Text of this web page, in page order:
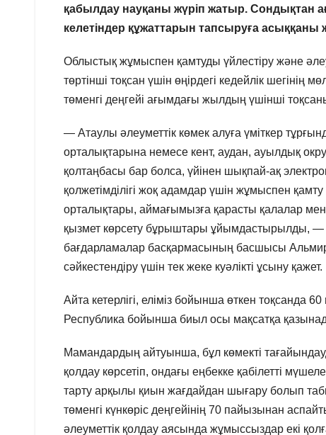
қабылдау науқаны жүріп жатыр. Сондықтан
келетіндер құжаттарын тапсыруға асыққаны
Облыстық жұмыспен қамтуды үйлестіру және
төртінші тоқсан үшін өңірдегі кедейлік шегінің
төменгі деңгейі ағымдағы жылдың үшінші
— Атаулы әлеуметтік көмек алуға үміткер
орталықтарына немесе кент, аудан, ауылдық
қолтаңбасы бар болса, үйінен шықпай-ақ
қолжетімділігі жоқ адамдар үшін жұмыспен
орталықтары, аймағымызға қарасты қалалар мен
қызмет көрсету бұрыштары ұйымдастырылды, —
бағдарламалар басқармасының басшысы
сәйкестендіру үшін тек жеке куәлікті ұсыну қажет.
Айта кетерлігі, еліміз бойынша өткен тоқсанда
Республика бойынша биыл осы мақсатқа
Мамандардың айтуынша, бұл көмекті
қолдау көрсетіп, ондағы еңбекке қабілетті
тарту арқылы қиын жағдайдан шығару болып
төменгі күнкөріс деңгейінің 70 пайызынан
әлеуметтік қолдау аясында жұмыссыздар екі